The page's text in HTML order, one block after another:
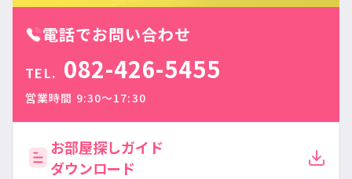
電話でお問い合わせ
TEL. 082-426-5455
営業時間 9:30〜17:30
お部屋探しガイド
ダウンロード